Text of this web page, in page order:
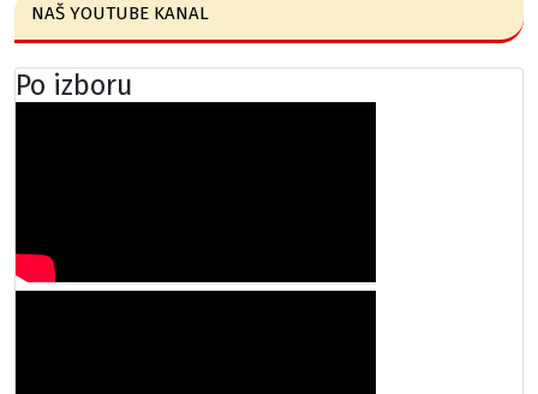
NAŠ YOUTUBE KANAL
Po izboru